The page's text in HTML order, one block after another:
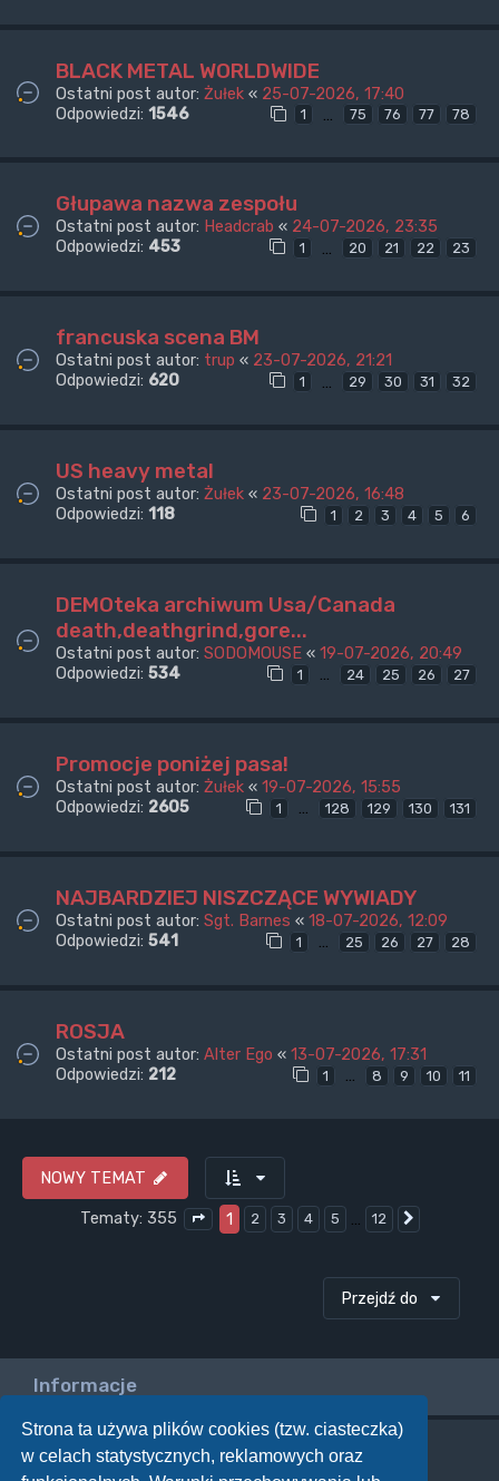
Strona ta używa plików cookies (tzw. ciasteczka)
w celach statystycznych, reklamowych oraz
BLACK METAL WORLDWIDE
Ostatni post autor: Żułek « 25-07-2026, 17:40
Odpowiedzi: 1546 1 … 75 76 77 78
Głupawa nazwa zespołu
Ostatni post autor: Headcrab « 24-07-2026, 23:35
Odpowiedzi: 453 1 … 20 21 22 23
francuska scena BM
Ostatni post autor: trup « 23-07-2026, 21:21
Odpowiedzi: 620 1 29 30 31 32
US heavy metal
Ostatni post autor: Żułek « 23-07-2026, 16:48
Odpowiedzi: 118 1 2 3 4 5 6
DEMOteka archiwum Usa/Canada
death,deathgrind,gore...
Ostatni post autor: SODOMOUSE « 19-07-2026, 20:49
Odpowiedzi: 534 1 … 24 25 26 27
Promocje poniżej pasa!
Ostatni post autor: Żułek « 19-07-2026, 15:55
Odpowiedzi: 2605 1 … 128 129 130 131
NAJBARDZIEJ NISZCZĄCE WYWIADY
Ostatni post autor: Sgt. Barnes « 18-07-2026, 12:09
Odpowiedzi: 541 1 … 25 26 27 28
ROSJA
Ostatni post autor: Alter Ego « 13-07-2026, 17:31
Odpowiedzi: 212 1 … 8 9 10 11
NOWY TEMAT
Tematy: 355
Strona1 z12
1 2 3 4 5 12
Przejdź do
Informacje
Twoje uprawnienia na tym forum